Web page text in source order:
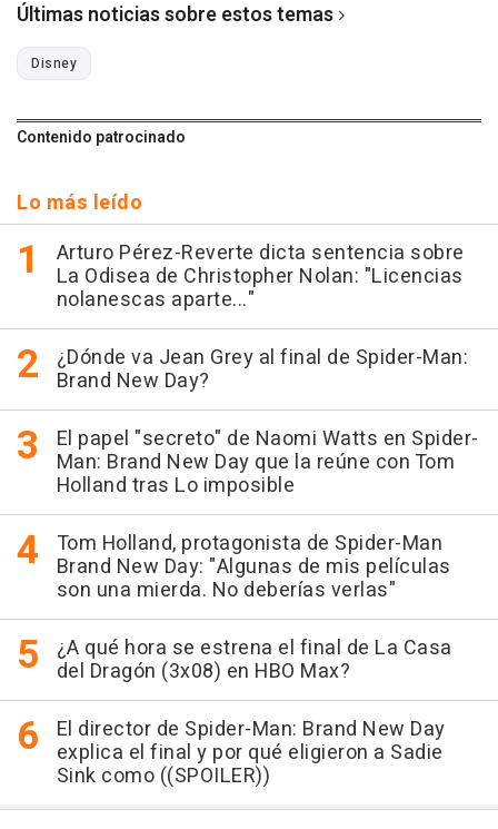
Últimas noticias sobre estos temas
Disney
Contenido patrocinado
Lo más leído
Arturo Pérez-Reverte dicta sentencia sobre
La Odisea de Christopher Nolan: "Licencias
nolanescas aparte..."
¿Dónde va Jean Grey al final de Spider-Man:
Brand New Day?
El papel "secreto" de Naomi Watts en Spider-
Man: Brand New Day que la reúne con Tom
Holland tras Lo imposible
Tom Holland, protagonista de Spider-Man
Brand New Day: "Algunas de mis películas
son una mierda. No deberías verlas"
¿A qué hora se estrena el final de La Casa
del Dragón (3x08) en HBO Max?
El director de Spider-Man: Brand New Day
explica el final y por qué eligieron a Sadie
Sink como ((SPOILER))